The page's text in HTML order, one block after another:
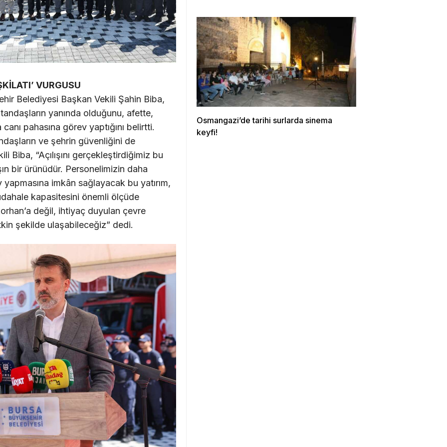
VURGUSU
Belediyesi Başkan Vekili Şahin Biba,
yanında olduğunu, afette,
pahasına görev yaptığını belirtti.
ve şehrin güvenliğini de
Biba, “Açılışını gerçekleştirdiğimiz bu
bir ürünüdür. Personelimizin daha
imkân sağlayacak bu yatırım,
kapasitesini önemli ölçüde
değil, ihtiyaç duyulan çevre
şekilde ulaşabileceğiz” dedi.
Osmangazi’de tarihi surlarda sinema
keyfi!